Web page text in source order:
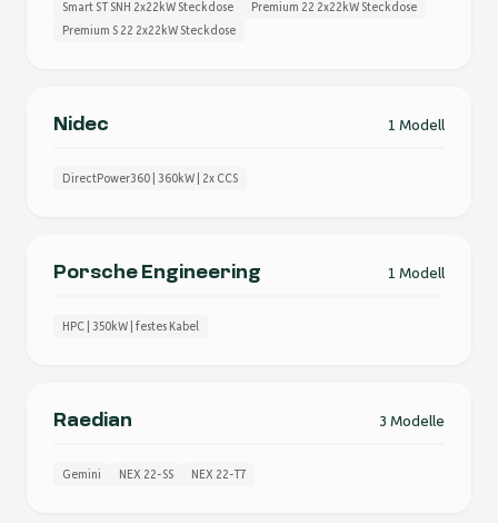
Smart ST SNH 2x22kW Steckdose
Premium 22 2x22kW Steckdose
Premium S 22 2x22kW Steckdose
Nidec 1 Modell
DirectPower360 | 360kW | 2x CCS
Porsche Engineering 1 Modell
HPC | 350kW | festes Kabel
Raedian 3 Modelle
Gemini NEX 22-SS NEX 22-T7